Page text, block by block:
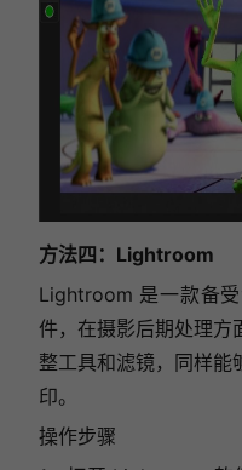
方法四：Lightroom
Lightroom 是一款备
件，在摄影后期处理方
整工具和滤镜，同样能
印。
操作步骤